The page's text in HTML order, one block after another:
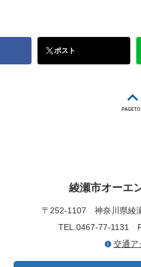
ポスト
綾瀬市オーエ
〒252-1107 神奈川県綾
TEL.0467-77-1131
交通ア